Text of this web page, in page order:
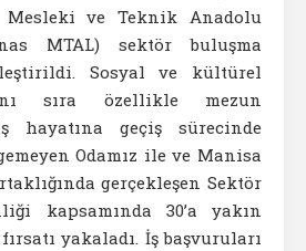
ve Teknik Anadolu
MTAL) sektör buluşma
Sosyal ve kültürel
sıra özellikle mezun
hayatına geçiş sürecinde
Odamız ile ve Manisa
gerçekleşen Sektör
kapsamında 30’a yakın
yakaladı. İş başvuruları